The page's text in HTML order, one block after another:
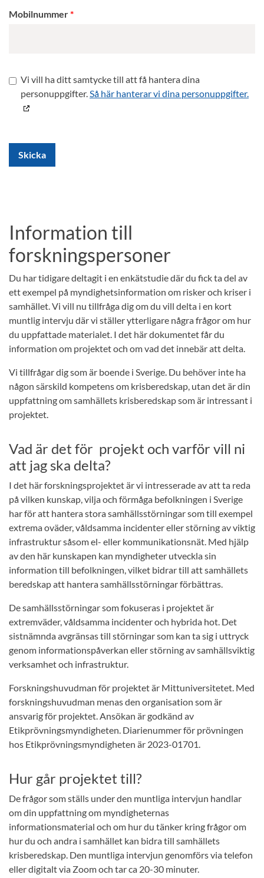
Mobilnummer
Vi vill ha ditt samtycke till att få hantera dina
personuppgifter.Så här hanterar vi dina personuppgifter.
Skicka
Information till
forskningspersoner
Du har tidigare deltagit i en enkätstudie där du fick ta del av
ett exempel på myndighetsinformation om risker och kriser i
samhället. Vi vill nu tillfråga dig om du vill delta i en kort
muntlig intervju där vi ställer ytterligare några frågor om hur
du uppfattade materialet. I det här dokumentet får du
information om projektet och om vad det innebär att delta.
Vi tillfrågar dig som är boende i Sverige. Du behöver inte ha
någon särskild kompetens om krisberedskap, utan det är din
uppfattning om samhällets krisberedskap som är intressant i
projektet.
Vad är det för projekt och varför vill ni
att jag ska delta?
I det här forskningsprojektet är vi intresserade av att ta reda
på vilken kunskap, vilja och förmåga befolkningen i Sverige
har för att hantera stora samhällsstörningar som till exempel
extrema oväder, våldsamma incidenter eller störning av viktig
infrastruktur såsom el- eller kommunikationsnät. Med hjälp
av den här kunskapen kan myndigheter utveckla sin
information till befolkningen, vilket bidrar till att samhällets
beredskap att hantera samhällsstörningar förbättras.
De samhällsstörningar som fokuseras i projektet är
extremväder, våldsamma incidenter och hybrida hot. Det
sistnämnda avgränsas till störningar som kan ta sig i uttryck
genom informationspåverkan eller störning av samhällsviktig
verksamhet och infrastruktur.
Forskningshuvudman för projektet är Mittuniversitetet. Med
forskningshuvudman menas den organisation som är
ansvarig för projektet. Ansökan är godkänd av
Etikprövningsmyndigheten. Diarienummer för prövningen
hos Etikprövningsmyndigheten är 2023-01701.
Hur går projektet till?
De frågor som ställs under den muntliga intervjun handlar
om din uppfattning om myndigheternas
informationsmaterial och om hur du tänker kring frågor om
hur du och andra i samhället kan bidra till samhällets
krisberedskap. Den muntliga intervjun genomförs via telefon
eller digitalt via Zoom och tar ca 20-30 minuter.